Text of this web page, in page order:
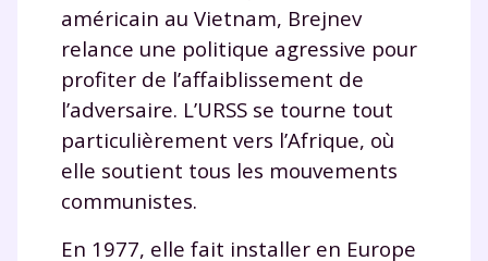
américain au Vietnam, Brejnev
relance une politique agressive pour
profiter de l’affaiblissement de
l’adversaire. L’URSS se tourne tout
particulièrement vers l’Afrique, où
elle soutient tous les mouvements
communistes.
En 1977, elle fait installer en Europe